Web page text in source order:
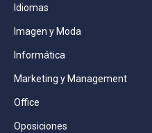
Idiomas
Imagen y Moda
Informática
Marketing y Management
Office
Oposiciones